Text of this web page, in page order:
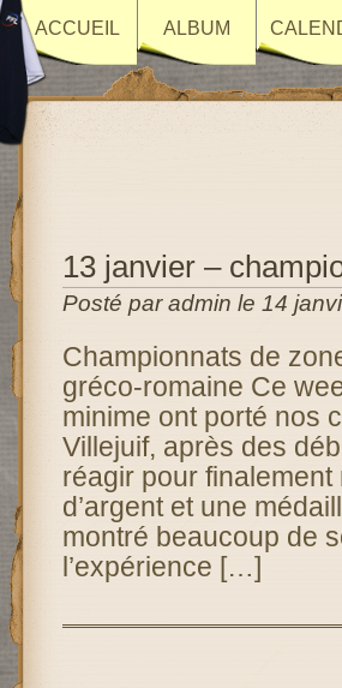
ACCUEIL ALBUM
13 janvier –
Posté par admin le 14
Championnats de
gréco-romaine Ce
minime ont porté nos
Villejuif, après des
réagir pour
d’argent et une
montré beaucoup de
l’expérience […]